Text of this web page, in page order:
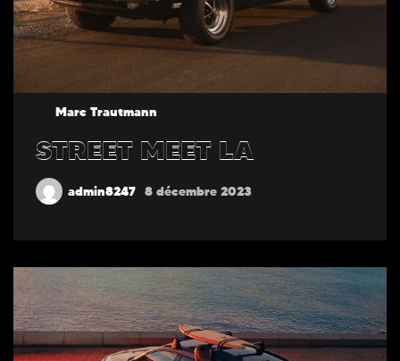
Marc Trautmann
STREET MEET LA
admin8247 8 décembre 2023